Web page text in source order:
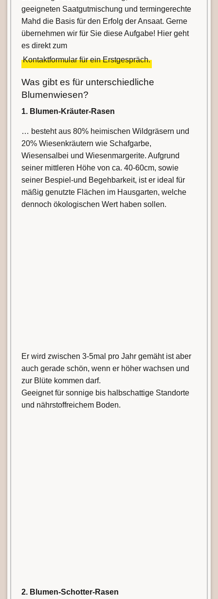
geeigneten Saatgutmischung und termingerechte
Mahd die Basis für den Erfolg der Ansaat. Gerne
übernehmen wir für Sie diese Aufgabe! Hier geht
es direkt zum
Kontaktformular für ein Erstgespräch.
Was gibt es für unterschiedliche
Blumenwiesen?
1. Blumen-Kräuter-Rasen
… besteht aus 80% heimischen Wildgräsern und
20% Wiesenkräutern wie Schafgarbe,
Wiesensalbei und Wiesenmargerite. Aufgrund
seiner mittleren Höhe von ca. 40-60cm, sowie
seiner Bespiel-und Begehbarkeit, ist er ideal für
mäßig genutzte Flächen im Hausgarten, welche
dennoch ökologischen Wert haben sollen.
Er wird zwischen 3-5mal pro Jahr gemäht ist aber
auch gerade schön, wenn er höher wachsen und
zur Blüte kommen darf.
Geeignet für sonnige bis halbschattige Standorte
und nährstoffreichem Boden.
2. Blumen-Schotter-Rasen